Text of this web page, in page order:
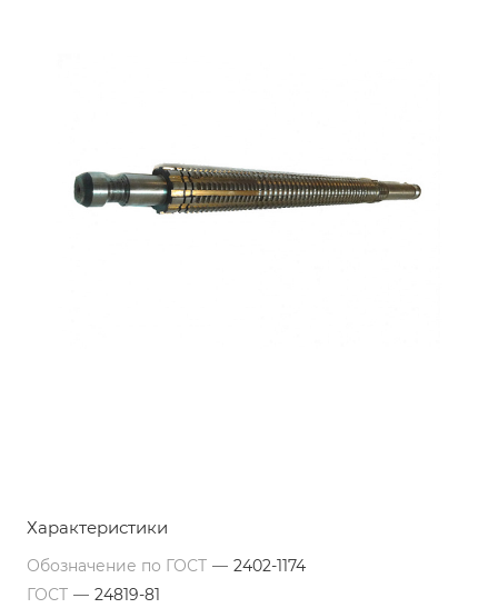
Характеристики
Обозначение по ГОСТ — 2402-1174
ГОСТ — 24819-81